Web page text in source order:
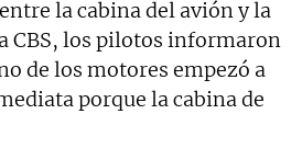
la cabina del avión y la
CBS, los pilotos informaron
de los motores empezó a
porque la cabina de